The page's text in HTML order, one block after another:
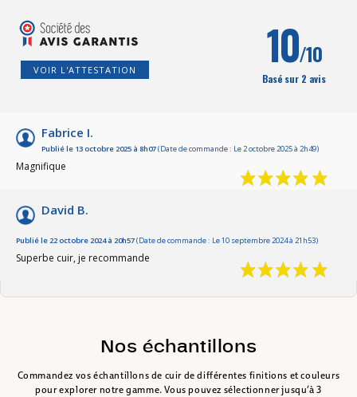
VOIR L'ATTESTATION 10/10
Basé sur 2 avis
Fabrice I.
Publié le 13 octobre 2025 à 8h07(Date de commande : Le 2 octobre 2025 à 2h49)
Magnifique
David B.
Publié le 22 octobre 2024 à 20h57(Date de commande : Le 10 septembre 2024 à 21h53)
Superbe cuir, je recommande
Nos échantillons
Commandez vos échantillons de cuir de différentes finitions et couleurs
pour explorer notre gamme. Vous pouvez sélectionner jusqu’à 3